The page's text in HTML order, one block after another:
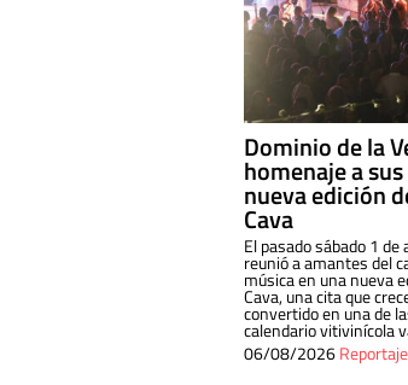
Dominio de la
homenaje a
nueva edición
Cava
El pasado sábado 1
reunió a amantes del
música en una nueva
Cava, una cita que
convertido en una de
calendario vitivinícola
06/08/2026